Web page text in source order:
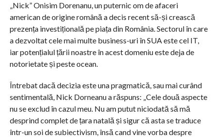
„Nick” Onisim Dorenanu, un puternic om de afaceri
american de origine română a decis recent să-și crească
prezența investițională pe piața din România. Sectorul în care
a dezvoltat cele mai multe business-uri în SUA este cel IT,
iar potențialul țării noastre în acest domeniu este deja de
notorietate și peste ocean.
Întrebat dacă decizia este una pragmatică, sau mai curând
sentimentală, Nick Dorneanu a răspuns: „Cele două aspecte
nu se exclud în cazul meu. Nu am putut niciodată să mă
desprind complet de țara natală și sigur că asta se traduce
într-un soi de subiectivism, însă cand vine vorba despre